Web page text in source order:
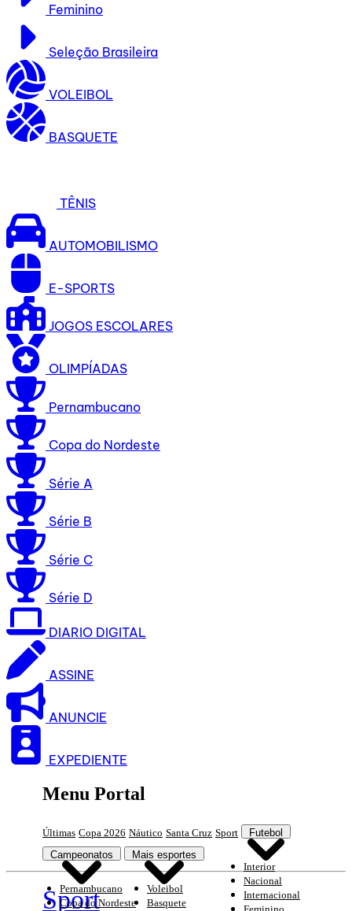
Feminino
Seleção Brasileira
VOLEIBOL
BASQUETE
TÊNIS
AUTOMOBILISMO
E-SPORTS
JOGOS ESCOLARES
OLIMPÍADAS
Pernambucano
Copa do Nordeste
Série A
Série B
Série C
Série D
DIARIO DIGITAL
ASSINE
ANUNCIE
EXPEDIENTE
Menu Portal
Últimas Copa 2026 Náutico Santa Cruz Sport Futebol
Interior
Nacional
Internacional
Campeonatos
Pernambucano
Copa do Nordeste
Mais esportes
Voleibol
Basquete
Sport